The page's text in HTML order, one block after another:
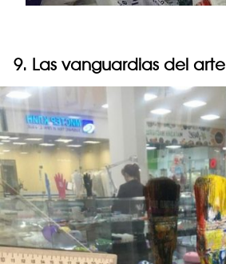
9. Las vanguardias del arte